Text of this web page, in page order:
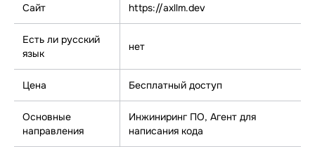
Сайт https://axllm.dev
Есть ли русский
язык
нет
Цена Бесплатный доступ
Основные
направления
Инжиниринг ПО, Агент для
написания кода